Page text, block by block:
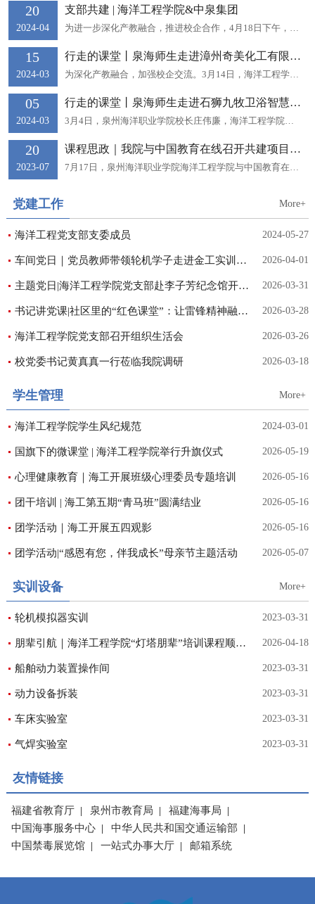
20
2024-04
支部共建 | 海洋工程学院&中泉集团
15
2024-03
行走的课堂丨泉海师生走进漳州奇美化工有限公司
05
2024-03
行走的课堂丨泉海师生走进石狮九牧卫浴智慧产业园
20
2023-07
课程思政｜我院与中国教育在线召开共建项目推进会
党建工作 More+
2024-05-27
海洋工程党支部支委成员
2026-04-01
车间党日｜党员教师带领轮机学子走进金工实训车间
2026-03-31
主题党日|海洋工程学院党支部赴李子芳纪念馆开展清明祭扫
2026-03-28
书记讲党课|社区里的“红色课堂”：让雷锋精神融入日常
2026-03-26
海洋工程学院党支部召开组织生活会
2026-03-18
校党委书记黄真真一行莅临我院调研
学生管理 More+
2024-03-01
海洋工程学院学生风纪规范
2026-05-19
国旗下的微课堂 | 海洋工程学院举行升旗仪式
2026-05-16
心理健康教育｜海工开展班级心理委员专题培训
2026-05-16
团干培训 | 海工第五期“青马班”圆满结业
2026-05-16
团学活动｜海工开展五四观影
2026-05-07
团学活动|“感恩有您，伴我成长”母亲节主题活动
实训设备 More+
2023-03-31
轮机模拟器实训
2026-04-18
朋辈引航｜海洋工程学院“灯塔朋辈”培训课程顺利开讲
2023-03-31
船舶动力装置操作间
2023-03-31
动力设备拆装
2023-03-31
车床实验室
2023-03-31
气焊实验室
友情链接
福建省教育厅 | 泉州市教育局 | 福建海事局
|
中国海事服务中心 | 中华人民共和国交通运输部
|
中国禁毒展览馆 | 一站式办事大厅 | 邮箱系统